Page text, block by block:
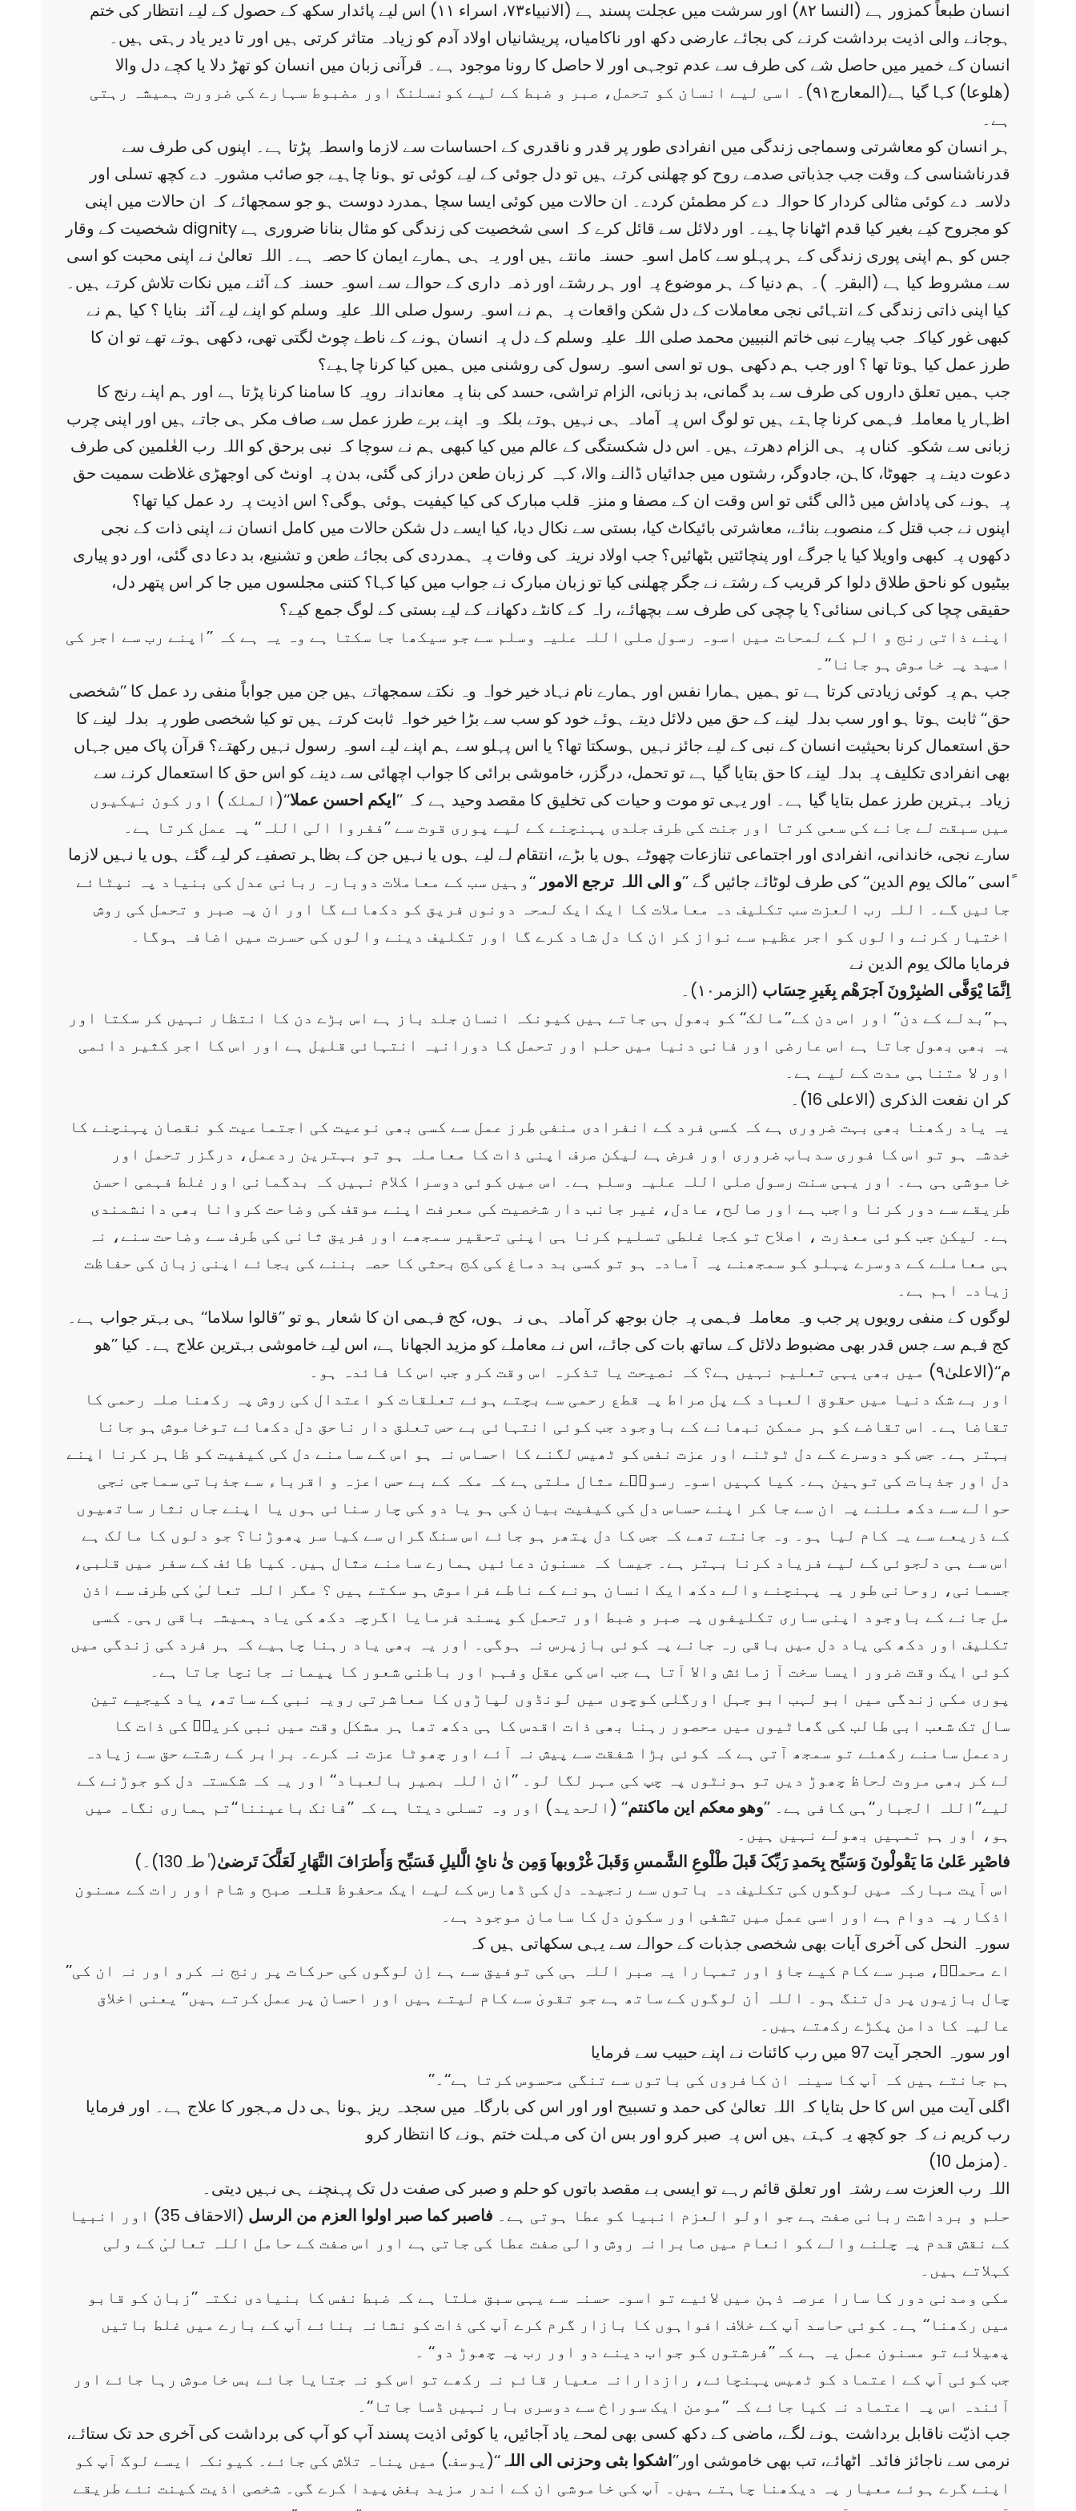
انسان طبعاً کمزور ہے (النسا ۸۲) اور سرشت میں عجلت پسند ہے (الانبیاء۷۳، اسراء ۱۱) اس لیے پائدار سکھ کے حصول کے لیے انتظار کی ختم
ہوجانے والی اذیت برداشت کرنے کی بجائے عارضی دکھ اور ناکامیاں، پریشانیاں اولاد آدم کو زیادہ متاثر کرتی ہیں اور تا دیر یاد رہتی ہیں۔
انسان کے خمیر میں حاصل شے کی طرف سے عدم توجہی اور لا حاصل کا رونا موجود ہے۔ قرآنی زبان میں انسان کو تھڑ دلا یا کچے دل والا
(ھلوعا) کہا گیا ہے(المعارج۹۱)۔ اسی لیے انسان کو تحمل، صبر و ضبط کے لیے کونسلنگ اور مضبوط سہارے کی ضرورت ہمیشہ رہتی
ہے۔
ہر انسان کو معاشرتی وسماجی زندگی میں انفرادی طور پر قدر و ناقدری کے احساسات سے لازما واسطہ پڑتا ہے۔ اپنوں کی طرف سے
قدرناشناسی کے وقت جب جذباتی صدمے روح کو چھلنی کرتے ہیں تو دل جوئی کے لیے کوئی تو ہونا چاہیے جو صائب مشورہ دے کچھ تسلی اور
دلاسہ دے کوئی مثالی کردار کا حوالہ دے کر مطمئن کردے۔ ان حالات میں کوئی ایسا سچا ہمدرد دوست ہو جو سمجھائے کہ ان حالات میں اپنی
شخصیت کے وقار dignity کو مجروح کیے بغیر کیا قدم اٹھانا چاہیے۔ اور دلائل سے قائل کرے کہ اسی شخصیت کی زندگی کو مثال بنانا ضروری ہے
جس کو ہم اپنی پوری زندگی کے ہر پہلو سے کامل اسوہ حسنہ مانتے ہیں اور یہ ہی ہمارے ایمان کا حصہ ہے۔ اللہ تعالیٰ نے اپنی محبت کو اسی
سے مشروط کیا ہے (البقرہ )۔ ہم دنیا کے ہر موضوع پہ اور ہر رشتے اور ذمہ داری کے حوالے سے اسوہ حسنہ کے آئنے میں نکات تلاش کرتے ہیں۔
کیا اپنی ذاتی زندگی کے انتہائی نجی معاملات کے دل شکن واقعات پہ ہم نے اسوہ رسول صلی اللہ علیہ وسلم کو اپنے لیے آئنہ بنایا ؟ کیا ہم نے
کبھی غور کیاکہ جب پیارے نبی خاتم النبیین محمد صلی اللہ علیہ وسلم کے دل پہ انسان ہونے کے ناطے چوٹ لگتی تھی، دکھی ہوتے تھے تو ان کا
طرز عمل کیا ہوتا تھا ؟ اور جب ہم دکھی ہوں تو اسی اسوہ رسول کی روشنی میں ہمیں کیا کرنا چاہیے؟
جب ہمیں تعلق داروں کی طرف سے بد گمانی، بد زبانی، الزام تراشی، حسد کی بنا پہ معاندانہ رویہ کا سامنا کرنا پڑتا ہے اور ہم اپنے رنج کا
اظہار یا معاملہ فہمی کرنا چاہتے ہیں تو لوگ اس پہ آمادہ ہی نہیں ہوتے بلکہ وہ اپنے برے طرز عمل سے صاف مکر ہی جاتے ہیں اور اپنی چرب
زبانی سے شکوہ کناں پہ ہی الزام دھرتے ہیں۔ اس دل شکستگی کے عالم میں کیا کبھی ہم نے سوچا کہ نبی برحق کو اللہ رب العٰلمین کی طرف
دعوت دینے پہ جھوٹا، کاہن، جادوگر، رشتوں میں جدائیاں ڈالنے والا، کہہ کر زبان طعن دراز کی گئی، بدن پہ اونٹ کی اوجھڑی غلاظت سمیت حق
پہ ہونے کی پاداش میں ڈالی گئی تو اس وقت ان کے مصفا و منزہ قلب مبارک کی کیا کیفیت ہوئی ہوگی؟ اس اذیت پہ رد عمل کیا تھا؟
اپنوں نے جب قتل کے منصوبے بنائے، معاشرتی بائیکاٹ کیا، بستی سے نکال دیا، کیا ایسے دل شکن حالات میں کامل انسان نے اپنی ذات کے نجی
دکھوں پہ کبھی واویلا کیا یا جرگے اور پنچائتیں بٹھائیں؟ جب اولاد نرینہ کی وفات پہ ہمدردی کی بجائے طعن و تشنیع، بد دعا دی گئی، اور دو پیاری
بیٹیوں کو ناحق طلاق دلوا کر قریب کے رشتے نے جگر چھلنی کیا تو زبان مبارک نے جواب میں کیا کہا؟ کتنی مجلسوں میں جا کر اس پتھر دل،
حقیقی چچا کی کہانی سنائی؟ یا چچی کی طرف سے بچھائے، راہ کے کانٹے دکھانے کے لیے بستی کے لوگ جمع کیے؟
اپنے ذاتی رنج و الم کے لمحات میں اسوہ رسول صلی اللہ علیہ وسلم سے جو سیکھا جا سکتا ہے وہ یہ ہے کہ ’’اپنے رب سے اجر کی
امید پہ خاموش ہو جانا‘‘۔
جب ہم پہ کوئی زیادتی کرتا ہے تو ہمیں ہمارا نفس اور ہمارے نام نہاد خیر خواہ وہ نکتے سمجھاتے ہیں جن میں جواباً منفی رد عمل کا ’’شخصی
حق‘‘ ثابت ہوتا ہو اور سب بدلہ لینے کے حق میں دلائل دیتے ہوئے خود کو سب سے بڑا خیر خواہ ثابت کرتے ہیں تو کیا شخصی طور پہ بدلہ لینے کا
حق استعمال کرنا بحیثیت انسان کے نبی کے لیے جائز نہیں ہوسکتا تھا؟ یا اس پہلو سے ہم اپنے لیے اسوہ رسول نہیں رکھتے؟ قرآن پاک میں جہاں
بھی انفرادی تکلیف پہ بدلہ لینے کا حق بتایا گیا ہے تو تحمل، درگزر، خاموشی برائی کا جواب اچھائی سے دینے کو اس حق کا استعمال کرنے سے
زیادہ بہترین طرز عمل بتایا گیا ہے۔ اور یہی تو موت و حیات کی تخلیق کا مقصد وحید ہے کہ ’’ایکم احسن عملا‘‘(الملک ) اور کون نیکیوں
میں سبقت لے جانے کی سعی کرتا اور جنت کی طرف جلدی پہنچنے کے لیے پوری قوت سے ’’ففروا الی اللہ‘‘ پہ عمل کرتا ہے۔
سارے نجی، خاندانی، انفرادی اور اجتماعی تنازعات چھوٹے ہوں یا بڑے، انتقام لے لیے ہوں یا نہیں جن کے بظاہر تصفیے کر لیے گئے ہوں یا نہیں لازما
ًاسی ’’مالک یوم الدین‘‘ کی طرف لوٹائے جائیں گے ’’و الی اللہ ترجع الامور ‘‘وہیں سب کے معاملات دوبارہ ربانی عدل کی بنیاد پہ نپٹائے
جائیں گے۔ اللہ رب العزت سب تکلیف دہ معاملات کا ایک ایک لمحہ دونوں فریق کو دکھائے گا اور ان پہ صبر و تحمل کی روش
اختیار کرنے والوں کو اجر عظیم سے نواز کر ان کا دل شاد کرے گا اور تکلیف دینے والوں کی حسرت میں اضافہ ہوگا۔
فرمایا مالک یوم الدین نے
اِنَّمَا یْوَفَّی الصٰبِرْونَ اَجرَھْم بِغَیرِ حِسَاب (الزمر۱۰)۔
ہم’’بدلے کے دن‘‘ اور اس دن کے’’مالک‘‘ کو بھول ہی جاتے ہیں کیونکہ انسان جلد باز ہے اس بڑے دن کا انتظار نہیں کر سکتا اور
یہ بھی بھول جاتا ہے اس عارضی اور فانی دنیا میں حلم اور تحمل کا دورانیہ انتہائی قلیل ہے اور اس کا اجر کثیر دائمی
اور لا متناہی مدت کے لیے ہے۔
کر ان نفعت الذکری (الاعلی 16)۔
یہ یاد رکھنا بھی بہت ضروری ہے کہ کسی فرد کے انفرادی منفی طرز عمل سے کسی بھی نوعیت کی اجتماعیت کو نقصان پہنچنے کا
خدشہ ہو تو اس کا فوری سدباب ضروری اور فرض ہے لیکن صرف اپنی ذات کا معاملہ ہو تو بہترین ردعمل، درگزر تحمل اور
خاموشی ہی ہے۔ اور یہی سنت رسول صلی اللہ علیہ وسلم ہے۔ اس میں کوئی دوسرا کلام نہیں کہ بدگمانی اور غلط فہمی احسن
طریقے سے دور کرنا واجب ہے اور صالح، عادل، غیر جانب دار شخصیت کی معرفت اپنے موقف کی وضاحت کروانا بھی دانشمندی
ہے۔ لیکن جب کوئی معذرت ، اصلاح تو کجا غلطی تسلیم کرنا ہی اپنی تحقیر سمجھے اور فریق ثانی کی طرف سے وضاحت سنے، نہ
ہی معاملے کے دوسرے پہلو کو سمجھنے پہ آمادہ ہو تو کسی بد دماغ کی کج بحثی کا حصہ بننے کی بجائے اپنی زبان کی حفاظت
زیادہ اہم ہے۔
لوگوں کے منفی رویوں پر جب وہ معاملہ فہمی پہ جان بوجھ کر آمادہ ہی نہ ہوں، کج فہمی ان کا شعار ہو تو ’’قالوا سلاما‘‘ ہی بہتر جواب ہے۔
کج فہم سے جس قدر بھی مضبوط دلائل کے ساتھ بات کی جائے، اس نے معاملے کو مزید الجھانا ہے، اس لیے خاموشی بہترین علاج ہے۔ کیا ’’ھو
م‘‘(الاعلیٰ۹) میں بھی یہی تعلیم نہیں ہے؟ کہ نصیحت یا تذکرہ اس وقت کرو جب اس کا فائدہ ہو۔
اور بے شک دنیا میں حقوق العباد کے پل صراط پہ قطع رحمی سے بچتے ہوئے تعلقات کو اعتدال کی روش پہ رکھنا صلہ رحمی کا
تقاضا ہے۔ اس تقاضے کو ہر ممکن نبھانے کے باوجود جب کوئی انتہائی بے حس تعلق دار ناحق دل دکھائے توخاموش ہو جانا
بہتر ہے۔ جس کو دوسرے کے دل ٹوٹنے اور عزت نفس کو ٹھیس لگنے کا احساس نہ ہو اس کے سامنے دل کی کیفیت کو ظاہر کرنا اپنے
دل اور جذبات کی توہین ہے۔ کیا کہیں اسوہ رسولؐے مثال ملتی ہے کہ مکہ کے بے حس اعزہ و اقرباء سے جذباتی سماجی نجی
حوالے سے دکھ ملنے پہ ان سے جا کر اپنے حساس دل کی کیفیت بیان کی ہو یا دو کی چار سنائی ہوں یا اپنے جاں نثار ساتھیوں
کے ذریعے سے یہ کام لیا ہو۔ وہ جانتے تھے کہ جس کا دل پتھر ہو جائے اس سنگ گراں سے کیا سر پھوڑنا؟ جو دلوں کا مالک ہے
اس سے ہی دلجوئی کے لیے فریاد کرنا بہتر ہے۔ جیسا کہ مسنون دعائیں ہمارے سامنے مثال ہیں۔ کیا طائف کے سفر میں قلبی،
جسمانی، روحانی طور پہ پہنچنے والے دکھ ایک انسان ہونے کے ناطے فراموش ہو سکتے ہیں ؟ مگر اللہ تعالیٰ کی طرف سے اذن
مل جانے کے باوجود اپنی ساری تکلیفوں پہ صبر و ضبط اور تحمل کو پسند فرمایا اگرچہ دکھ کی یاد ہمیشہ باقی رہی۔ کسی
تکلیف اور دکھ کی یاد دل میں باقی رہ جانے پہ کوئی بازپرس نہ ہوگی۔ اور یہ بھی یاد رہنا چاہیے کہ ہر فرد کی زندگی میں
کوئی ایک وقت ضرور ایسا سخت آ زمائش والا آتا ہے جب اس کی عقل وفہم اور باطنی شعور کا پیمانہ جانچا جاتا ہے۔
پوری مکی زندگی میں ابو لہب ابو جہل اورگلی کوچوں میں لونڈوں لپاڑوں کا معاشرتی رویہ نبی کے ساتھ، یاد کیجیے تین
سال تک شعب ابی طالب کی گھاٹیوں میں محصور رہنا بھی ذات اقدس کا ہی دکھ تھا ہر مشکل وقت میں نبی کریمؐ کی ذات کا
ردعمل سامنے رکھئے تو سمجھ آتی ہے کہ کوئی بڑا شفقت سے پیش نہ آئے اور چھوٹا عزت نہ کرے۔ برابر کے رشتے حق سے زیادہ
لے کر بھی مروت لحاظ چھوڑ دیں تو ہونٹوں پہ چپ کی مہر لگا لو۔ ’’ان اللہ بصیر بالعباد‘‘ اور یہ کہ شکستہ دل کو جوڑنے کے
لیے’’اللہ الجبار‘‘ہی کافی ہے۔ ’’وھو معکم این ماکنتم‘‘ (الحدید) اور وہ تسلی دیتا ہے کہ ’’فانک باعیننا‘‘تم ہماری نگاہ میں
ہو، اور ہم تمہیں بھولے نہیں ہیں۔
(
فاصْبِر عَلیٰ مَا یَقْولْونَ وَسَبِّح بِحَمدِ رَبِّکَ قَبلَ طْلْوعِ الشَّمسِ وَقَبلَ غْرْوبھاَ وَمِن ئٰ نایِٔ الَّلیلِ فَسَبِّح وَأَطرَافَ النَّھَارِ لَعَلَّکَ تَرضیٰ( ٰطہ130)۔
اس آیت مبارکہ میں لوگوں کی تکلیف دہ باتوں سے رنجیدہ دل کی ڈھارس کے لیے ایک محفوظ قلعہ صبح و شام اور رات کے مسنون
اذکار پہ دوام ہے اور اسی عمل میں تشفی اور سکون دل کا سامان موجود ہے۔
سورہ النحل کی آخری آیات بھی شخصی جذبات کے حوالے سے یہی سکھاتی ہیں کہ
’’اے محمدؐ، صبر سے کام کیے جاؤ اور تمہارا یہ صبر اللہ ہی کی توفیق سے ہے اِن لوگوں کی حرکات پر رنج نہ کرو اور نہ ان کی
چال بازیوں پر دل تنگ ہو۔ اللہ اْن لوگوں کے ساتھ ہے جو تقویٰ سے کام لیتے ہیں اور احسان پر عمل کرتے ہیں‘‘ یعنی اخلاق
عالیہ کا دامن پکڑے رکھتے ہیں۔
اور سورہ الحجر آیت 97 میں رب کائنات نے اپنے حبیب سے فرمایا
’’ہم جانتے ہیں کہ آپ کا سینہ ان کافروں کی باتوں سے تنگی محسوس کرتا ہے‘‘۔
اگلی آیت میں اس کا حل بتایا کہ اللہ تعالیٰ کی حمد و تسبیح اور اور اس کی بارگاہ میں سجدہ ریز ہونا ہی دل مہجور کا علاج ہے۔ اور فرمایا
رب کریم نے کہ جو کچھ یہ کہتے ہیں اس پہ صبر کرو اور بس ان کی مہلت ختم ہونے کا انتظار کرو
(مزمل 10)۔
اللہ رب العزت سے رشتہ اور تعلق قائم رہے تو ایسی بے مقصد باتوں کو حلم و صبر کی صفت دل تک پہنچنے ہی نہیں دیتی۔
حلم و برداشت ربانی صفت ہے جو اولو العزم انبیا کو عطا ہوتی ہے۔ فاصبر کما صبر اولوا العزم من الرسل
(الاحقاف 35) اور انبیا
کے نقش قدم پہ چلنے والے کو انعام میں صابرانہ روش والی صفت عطا کی جاتی ہے اور اس صفت کے حامل اللہ تعالیٰ کے ولی
کہلاتے ہیں۔
مکی ومدنی دور کا سارا عرصہ ذہن میں لائیے تو اسوہ حسنہ سے یہی سبق ملتا ہے کہ ضبط نفس کا بنیادی نکتہ ’’زبان کو قابو
میں رکھنا‘‘ ہے۔ کوئی حاسد آپ کے خلاف افواہوں کا بازار گرم کرے آپ کی ذات کو نشانہ بنائے آپ کے بارے میں غلط باتیں
پھیلائے تو مسنون عمل یہ ہے کہ’’فرشتوں کو جواب دینے دو اور رب پہ چھوڑ دو‘‘ ۔
جب کوئی آپ کے اعتماد کو ٹھیس پہنچائے، رازدارانہ معیار قائم نہ رکھے تو اس کو نہ جتایا جائے بس خاموش رہا جائے اور
آئندہ اس پہ اعتماد نہ کیا جائے کہ ’’مومن ایک سوراخ سے دوسری بار نہیں ڈسا جاتا‘‘۔
جب اذیّت ناقابل برداشت ہونے لگے، ماضی کے دکھ کسی بھی لمحے یاد آجائیں، یا کوئی اذیت پسند آپ کو آپ کی برداشت کی آخری حد تک ستائے،
نرمی سے ناجائز فائدہ اٹھائے، تب بھی خاموشی اور’’اشکوا بثی وحزنی الی اللہ‘‘(یوسف) میں پناہ تلاش کی جائے۔ کیونکہ ایسے لوگ آپ کو
اپنے گرے ہوئے معیار پہ دیکھنا چاہتے ہیں۔ آپ کی خاموشی ان کے اندر مزید بغض پیدا کرے گی۔ شخصی اذیت کینت نئے طریقے